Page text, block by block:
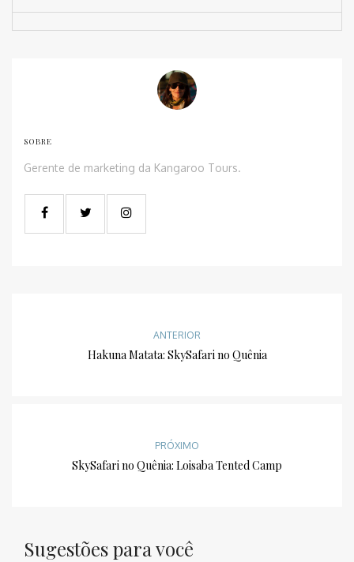
SOBRE
Gerente de marketing da Kangaroo Tours.
ANTERIOR
Hakuna Matata: SkySafari no Quênia
PRÓXIMO
SkySafari no Quênia: Loisaba Tented Camp
Sugestões para você